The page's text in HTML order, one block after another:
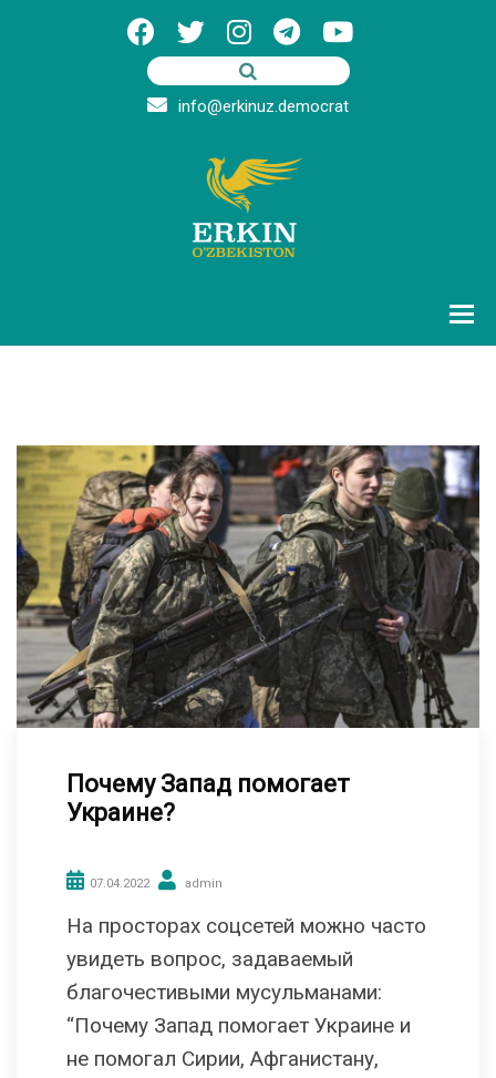
info@erkinuz.democrat
Почему Запад помогает
Украине?
07.04.2022 admin
На просторах соцсетей можно часто
увидеть вопрос, задаваемый
благочестивыми мусульманами:
“Почему Запад помогает Украине и
не помогал Сирии, Афганистану,